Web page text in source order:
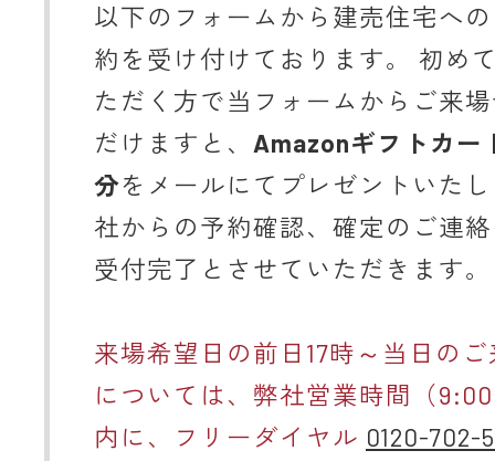
以下のフォームから建売住宅へ
約を受け付けております。 初め
ただく方で当フォームからご来
だけますと、 Amazonギフトカー
分をメールにてプレゼントいた
社からの予約確認、確定のご連
受付完了とさせていただきます。
来場希望日の前日17時～当日の
については、弊社営業時間（
内に、フリーダイヤル 0120-702-